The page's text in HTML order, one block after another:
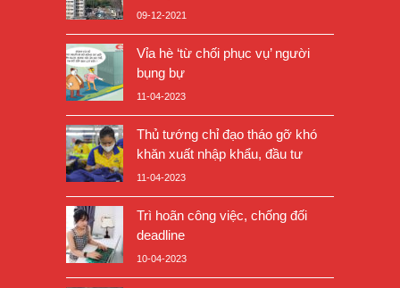
09-12-2021
Vỉa hè ‘từ chối phục vụ’ người
bụng bự
11-04-2023
Thủ tướng chỉ đạo tháo gỡ khó
khăn xuất nhập khẩu, đầu tư
11-04-2023
Trì hoãn công việc, chống đối
deadline
10-04-2023